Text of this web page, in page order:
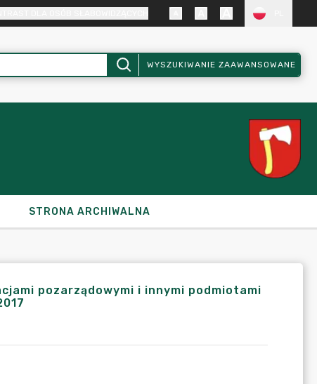
WYSZUKIWANIE ZAAWANSOWANE
STRONA ARCHIWALNA
pozarządowymi i innymi podmiotami